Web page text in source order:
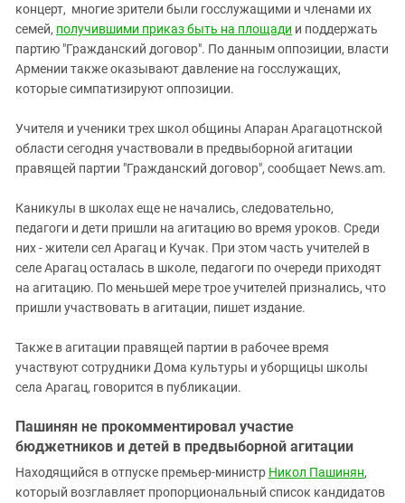
концерт, многие зрители были госслужащими и членами их
семей, получившими приказ быть на площади и поддержать
партию "Гражданский договор". По данным оппозиции, власти
Армении также оказывают давление на госслужащих,
которые симпатизируют оппозиции.
Учителя и ученики трех школ общины Апаран Арагацотнской
области сегодня участвовали в предвыборной агитации
правящей партии "Гражданский договор", сообщает News.am.
Каникулы в школах еще не начались, следовательно,
педагоги и дети пришли на агитацию во время уроков. Среди
них - жители сел Арагац и Кучак. При этом часть учителей в
селе Арагац осталась в школе, педагоги по очереди приходят
на агитацию. По меньшей мере трое учителей признались, что
пришли участвовать в агитации, пишет издание.
Также в агитации правящей партии в рабочее время
участвуют сотрудники Дома культуры и уборщицы школы
села Арагац, говорится в публикации.
Пашинян не прокомментировал участие
бюджетников и детей в предвыборной агитации
Находящийся в отпуске премьер-министр Никол Пашинян,
который возглавляет пропорциональный список кандидатов